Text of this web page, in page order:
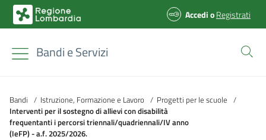
AccedioRegistrati
Bandi e Servizi
Bandi / Istruzione, Formazione e Lavoro / Progetti per le scuole /
Interventi per il sostegno di allievi con disabilità
frequentanti i percorsi triennali/quadriennali/IV anno
(IeFP) - a.f. 2025/2026.